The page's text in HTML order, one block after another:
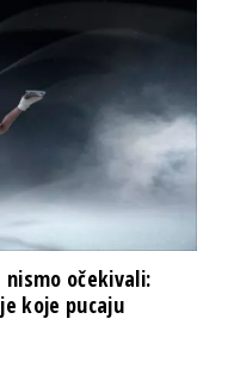
očekivali:
koje pucaju